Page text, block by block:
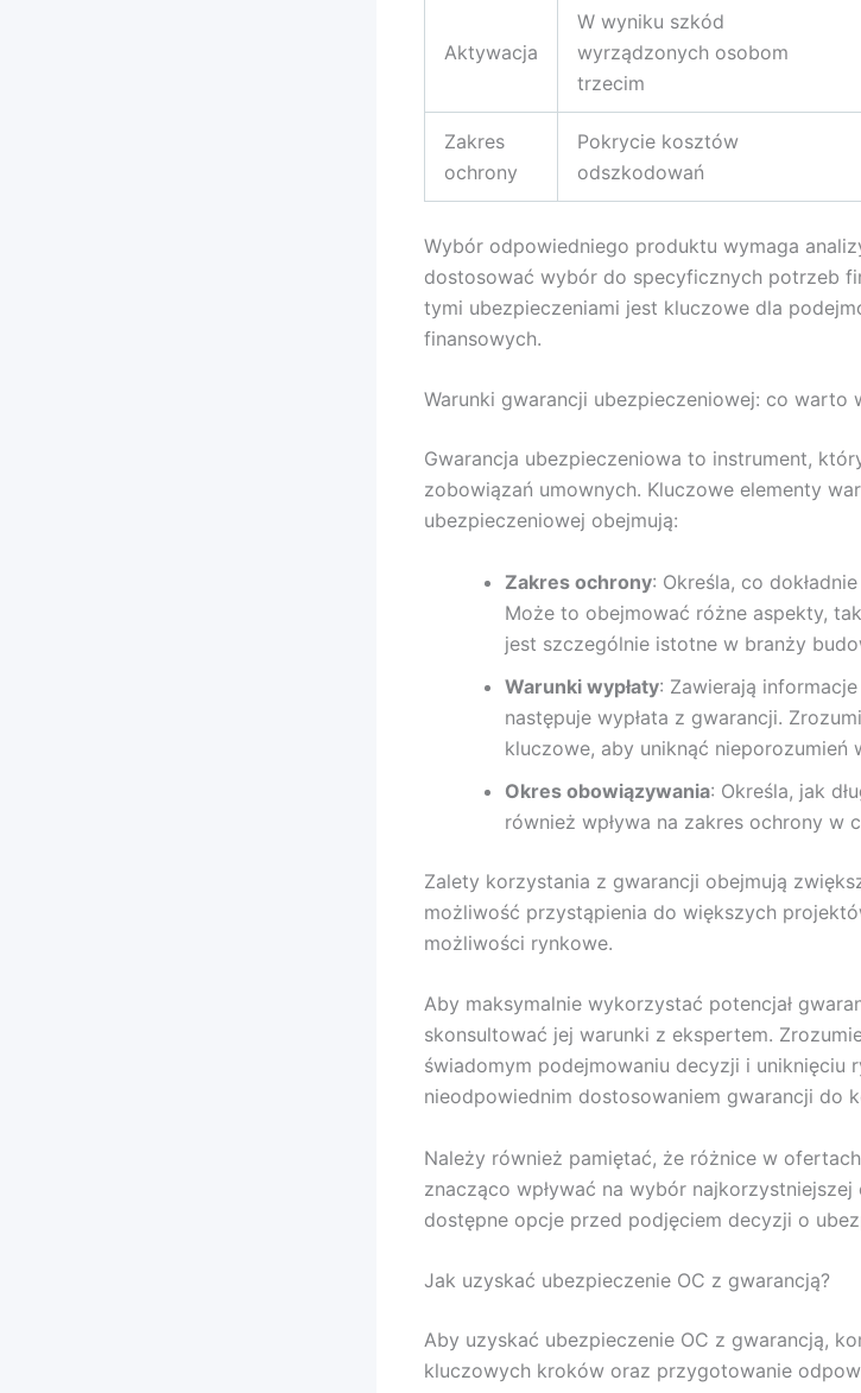
Aktywacja
W wyniku szkód
wyrządzonych osobom
trzecim
Zakres
ochrony
Pokrycie kosztów
odszkodowań
Wybór odpowiedniego produktu wymaga
dostosować wybór do specyficznych potrzeb
tymi ubezpieczeniami jest kluczowe dla
finansowych.
Warunki gwarancji ubezpieczeniowej: co warto
Gwarancja ubezpieczeniowa to instrument,
zobowiązań umownych. Kluczowe elementy
ubezpieczeniowej obejmują:
Zakres ochrony: Określa, co
Może to obejmować różne aspekty,
jest szczególnie istotne w branży
Warunki wypłaty: Zawierają
następuje wypłata z gwarancji.
kluczowe, aby uniknąć nieporozumień
Okres obowiązywania: Określa, jak
również wpływa na zakres ochrony w
Zalety korzystania z gwarancji obejmują
możliwość przystąpienia do większych
możliwości rynkowe.
Aby maksymalnie wykorzystać potencjał
skonsultować jej warunki z ekspertem.
świadomym podejmowaniu decyzji i uniknięciu
nieodpowiednim dostosowaniem gwarancji do
Należy również pamiętać, że różnice w
znacząco wpływać na wybór
dostępne opcje przed podjęciem decyzji o
Jak uzyskać ubezpieczenie OC z gwarancją?
Aby uzyskać ubezpieczenie OC z gwarancją,
kluczowych kroków oraz przygotowanie